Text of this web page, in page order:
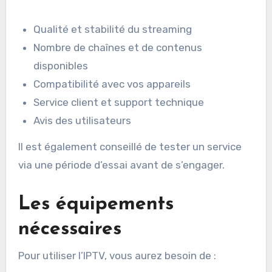
Qualité et stabilité du streaming
Nombre de chaînes et de contenus
disponibles
Compatibilité avec vos appareils
Service client et support technique
Avis des utilisateurs
Il est également conseillé de tester un service
via une période d’essai avant de s’engager.
Les équipements
nécessaires
Pour utiliser l’IPTV, vous aurez besoin de :